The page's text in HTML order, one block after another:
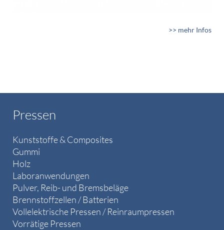
>> mehr Infos
Pressen
Kunststoffe & Composites
Gummi
Holz
Laboranwendungen
Pulver, Reib- und Bremsbeläge
Brennstoffzellen / Batterien
Vollelektrische Pressen / Reinraumpressen
Vorrätige Pressen